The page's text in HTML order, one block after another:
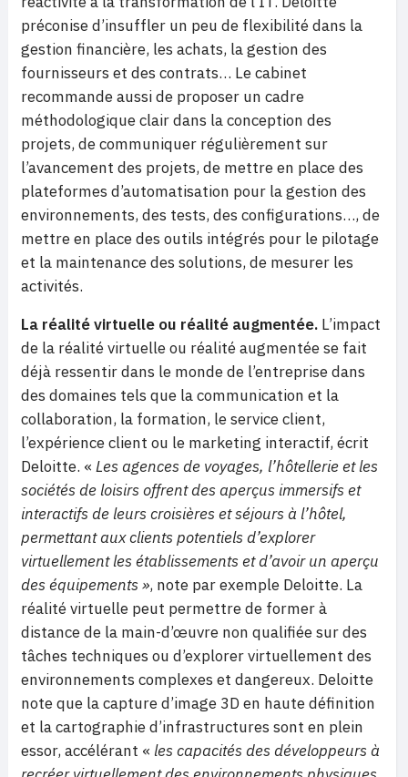
préconise d’insuffler un peu de flexibilité dans la
gestion financière, les achats, la gestion des
fournisseurs et des contrats… Le cabinet
recommande aussi de proposer un cadre
méthodologique clair dans la conception des
projets, de communiquer régulièrement sur
l’avancement des projets, de mettre en place des
plateformes d’automatisation pour la gestion des
environnements, des tests, des configurations…, de
mettre en place des outils intégrés pour le pilotage
et la maintenance des solutions, de mesurer les
activités.
La réalité virtuelle ou réalité augmentée. L’impact
de la réalité virtuelle ou réalité augmentée se fait
déjà ressentir dans le monde de l’entreprise dans
des domaines tels que la communication et la
collaboration, la formation, le service client,
l’expérience client ou le marketing interactif, écrit
Deloitte. « Les agences de voyages, l’hôtellerie et les
sociétés de loisirs offrent des aperçus immersifs et
interactifs de leurs croisières et séjours à l’hôtel,
permettant aux clients potentiels d’explorer
virtuellement les établissements et d’avoir un aperçu
des équipements », note par exemple Deloitte. La
réalité virtuelle peut permettre de former à
distance de la main-d’œuvre non qualifiée sur des
tâches techniques ou d’explorer virtuellement des
environnements complexes et dangereux. Deloitte
note que la capture d’image 3D en haute définition
et la cartographie d’infrastructures sont en plein
essor, accélérant « les capacités des développeurs à